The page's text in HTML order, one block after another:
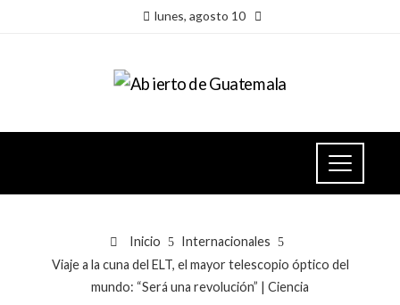
lunes, agosto 10
Inicio
Internacionales
Viaje a la cuna del ELT, el mayor telescopio óptico del
mundo: “Será una revolución” | Ciencia